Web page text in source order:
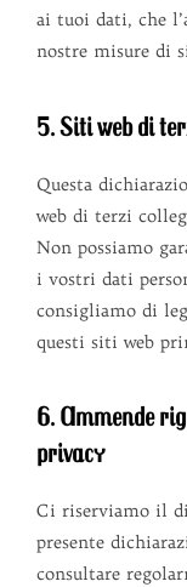
ai tuoi dati, che
nostre misure di
5. Siti web di
Questa
web di terzi
Non possiamo
i vostri dati
consigliamo di
questi siti web
6. Ammende
privacy
Ci riserviamo il
presente
consultare